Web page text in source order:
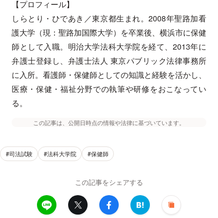
【プロフィール】
しらとり・ひであき／東京都生まれ。2008年聖路加看
護大学（現：聖路加国際大学）を卒業後、横浜市に保健
師として入職。明治大学法科大学院を経て、2013年に
弁護士登録し、弁護士法人 東京パブリック法律事務所
に入所。看護師・保健師としての知識と経験を活かし、
医療・保健・福祉分野での執筆や研修をおこなってい
る。
この記事は、公開日時点の情報や法律に基づいています。
#司法試験 #法科大学院 #保健師
この記事をシェアする